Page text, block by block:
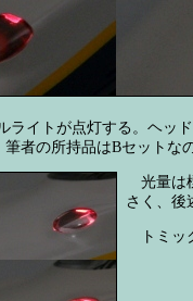
ライトが点灯する。ヘッ
者の所持品はBセットな
光量は
さく、後
トミ